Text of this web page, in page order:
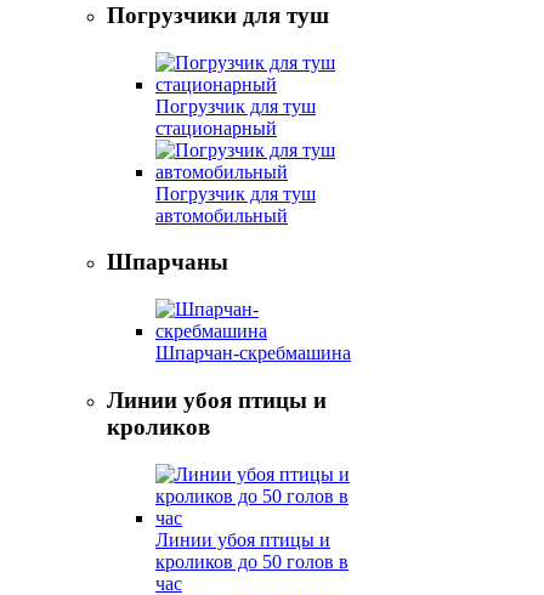
Погрузчики для туш
Погрузчик для туш
стационарный
Погрузчик для туш
автомобильный
Шпарчаны
Шпарчан-скребмашина
Линии убоя птицы и
кроликов
Линии убоя птицы и
кроликов до 50 голов в
час